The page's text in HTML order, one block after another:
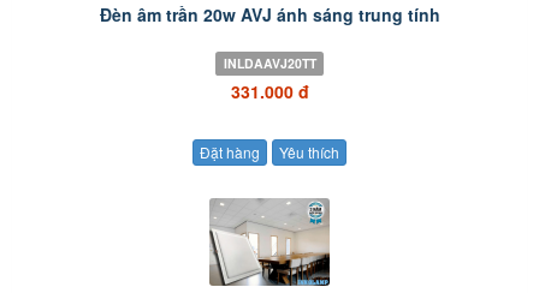
Đèn âm trần 20w AVJ ánh sáng trung tính
INLDAAVJ20TT
331.000 đ
Đặt hàng Yêu thích